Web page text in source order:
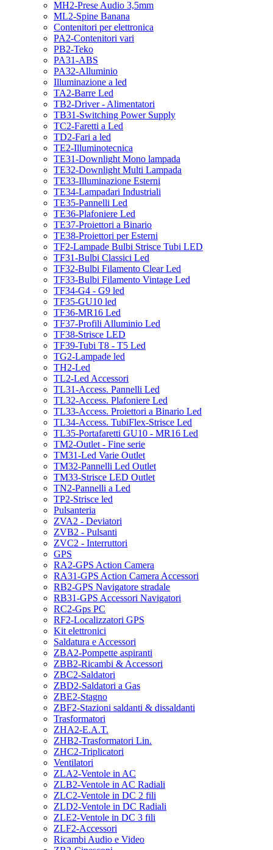
MH2-Prese Audio 3,5mm
ML2-Spine Banana
Contenitori per elettronica
PA2-Contenitori vari
PB2-Teko
PA31-ABS
PA32-Alluminio
Illuminazione a led
TA2-Barre Led
TB2-Driver - Alimentatori
TB31-Switching Power Supply
TC2-Faretti a Led
TD2-Fari a led
TE2-Illuminotecnica
TE31-Downlight Mono lampada
TE32-Downlight Multi Lampada
TE33-Illuminazione Esterni
TE34-Lampadari Industriali
TE35-Pannelli Led
TE36-Plafoniere Led
TE37-Proiettori a Binario
TE38-Proiettori per Esterni
TF2-Lampade Bulbi Strisce Tubi LED
TF31-Bulbi Classici Led
TF32-Bulbi Filamento Clear Led
TF33-Bulbi Filamento Vintage Led
TF34-G4 - G9 led
TF35-GU10 led
TF36-MR16 Led
TF37-Profili Alluminio Led
TF38-Strisce LED
TF39-Tubi T8 - T5 Led
TG2-Lampade led
TH2-Led
TL2-Led Accessori
TL31-Access. Pannelli Led
TL32-Access. Plafoniere Led
TL33-Access. Proiettori a Binario Led
TL34-Access. TubiFlex-Strisce Led
TL35-Portafaretti GU10 - MR16 Led
TM2-Outlet - Fine serie
TM31-Led Varie Outlet
TM32-Pannelli Led Outlet
TM33-Strisce LED Outlet
TN2-Pannelli a Led
TP2-Strisce led
Pulsanteria
ZVA2 - Deviatori
ZVB2 - Pulsanti
ZVC2 - Interruttori
GPS
RA2-GPS Action Camera
RA31-GPS Action Camera Accessori
RB2-GPS Navigatore stradale
RB31-GPS Accessori Navigatori
RC2-Gps PC
RF2-Localizzatori GPS
Kit elettronici
Saldatura e Accessori
ZBA2-Pompette aspiranti
ZBB2-Ricambi & Accessori
ZBC2-Saldatori
ZBD2-Saldatori a Gas
ZBE2-Stagno
ZBF2-Stazioni saldanti & dissaldanti
Trasformatori
ZHA2-E.A.T.
ZHB2-Trasformatori Lin.
ZHC2-Triplicatori
Ventilatori
ZLA2-Ventole in AC
ZLB2-Ventole in AC Radiali
ZLC2-Ventole in DC 2 fili
ZLD2-Ventole in DC Radiali
ZLE2-Ventole in DC 3 fili
ZLF2-Accessori
Ricambi Audio e Video